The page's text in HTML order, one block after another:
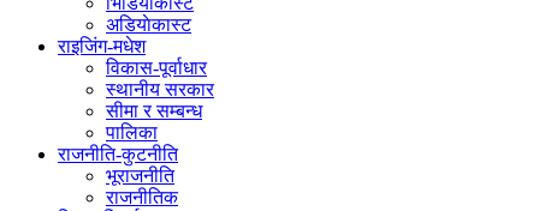
अडियाेकास्ट
राइजिंग-मधेश
विकास-पूर्वाधार
स्थानीय सरकार
सीमा र सम्बन्ध
पालिका
राजनीति-कुटनीति
भूराजनीति
राजनीतिक